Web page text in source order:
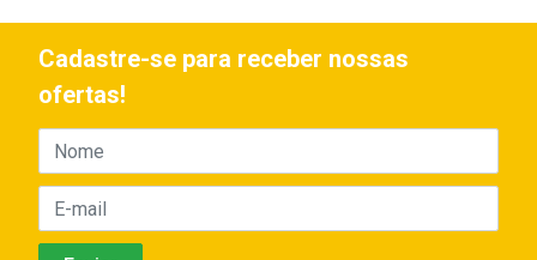
Cadastre-se para receber nossas
ofertas!